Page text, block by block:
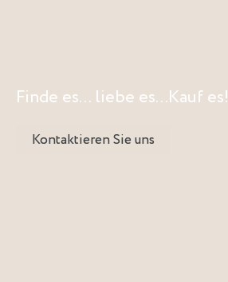
Finde es... liebe es...Kauf es!
Kontaktieren Sie uns